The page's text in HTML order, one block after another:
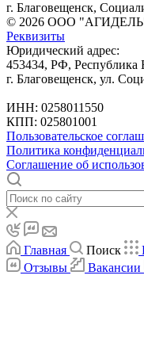
г. Благовещенск,
© 2026 ООО
Реквизиты
Юридический адрес:
453434, РФ, Республика
г. Благовещенск, ул.
ИНН: 0258011550
КПП: 025801001
Пользовательское
Политика
Соглашение об
Главная Поиск
Отзывы
Вакансии